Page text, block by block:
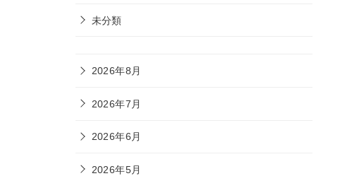
未分類
2026年8月
2026年7月
2026年6月
2026年5月